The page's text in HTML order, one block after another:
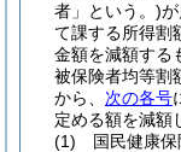
者」という。)
て課する所得割
金額を減額する
被保険者均等割
から、 次の各号
定める額を減額
(1)
国民健康